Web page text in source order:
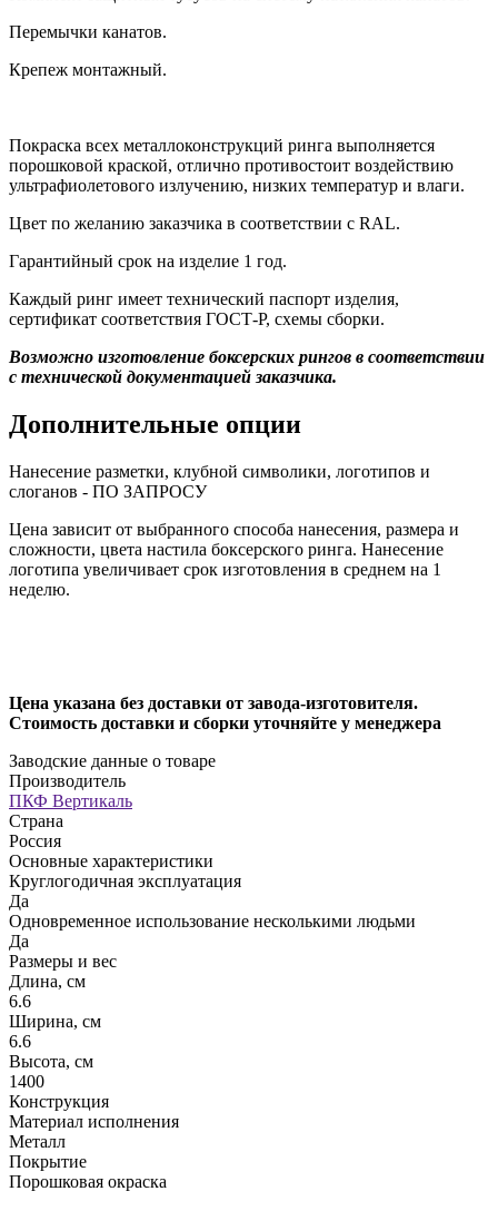
Перемычки канатов.
Крепеж монтажный.
Покраска всех металлоконструкций ринга выполняется
порошковой краской, отлично противостоит воздействию
ультрафиолетового излучению, низких температур и влаги.
Цвет по желанию заказчика в соответствии с RAL.
Гарантийный срок на изделие 1 год.
Каждый ринг имеет технический паспорт изделия,
сертификат соответствия ГОСТ-Р, схемы сборки.
Возможно изготовление боксерских рингов в соответствии
с технической документацией заказчика.
Дополнительные опции
Нанесение разметки, клубной символики, логотипов и
слоганов - ПО ЗАПРОСУ
Цена зависит от выбранного способа нанесения, размера и
сложности, цвета настила боксерского ринга. Нанесение
логотипа увеличивает срок изготовления в среднем на 1
неделю.
Цена указана без доставки от завода-изготовителя.
Стоимость доставки и сборки уточняйте у менеджера
Заводские данные о товаре
Производитель
ПКФ Вертикаль
Страна
Россия
Основные характеристики
Круглогодичная эксплуатация
Да
Одновременное использование несколькими людьми
Да
Размеры и вес
Длина, см
6.6
Ширина, см
6.6
Высота, см
1400
Конструкция
Материал исполнения
Металл
Покрытие
Порошковая окраска